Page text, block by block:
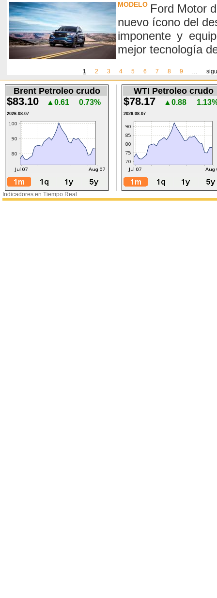
MODELO Ford Motor
nuevo ícono del
imponente y
mejor tecnología
Páginas
1 2 3 4 5 6 7 8 9 …
Brent Petroleo crudo
$83.10 ▲0.61 0.73%
2026.08.07
WTI Petroleo crudo
$78.17 ▲0.88
2026.08.07
Indicadores en Tiempo Real